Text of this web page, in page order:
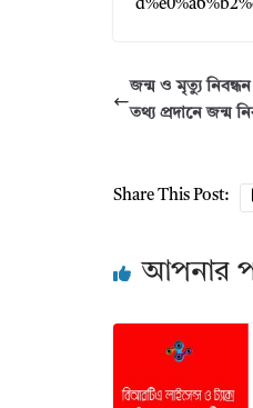
জন্ম ও মৃত্যু
তথ্য প্রদানে জন্ম
Share This Post:
আপনার